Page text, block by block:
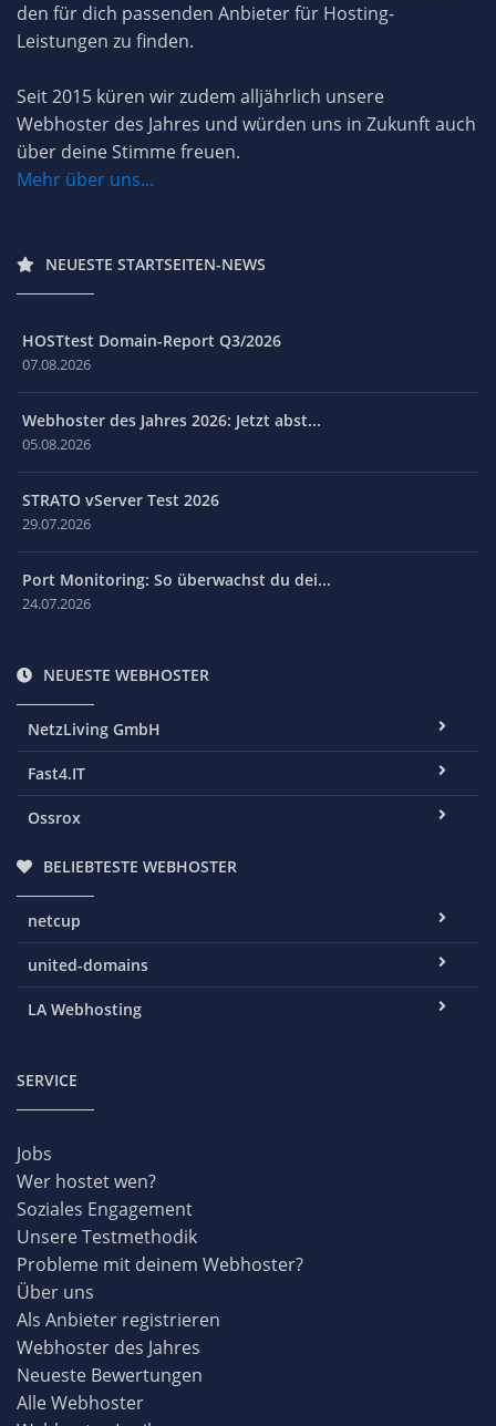
den für dich passenden Anbieter für Hosting-
Leistungen zu finden.
Seit 2015 küren wir zudem alljährlich unsere
Webhoster des Jahres und würden uns in Zukunft auch
über deine Stimme freuen.
Mehr über uns...
NEUESTE STARTSEITEN-NEWS
HOSTtest Domain-Report Q3/2026
07.08.2026
Webhoster des Jahres 2026: Jetzt abst...
05.08.2026
STRATO vServer Test 2026
29.07.2026
Port Monitoring: So überwachst du dei...
24.07.2026
NEUESTE WEBHOSTER
NetzLiving GmbH
Fast4.IT
Ossrox
BELIEBTESTE WEBHOSTER
netcup
united-domains
LA Webhosting
SERVICE
Jobs
Wer hostet wen?
Soziales Engagement
Unsere Testmethodik
Probleme mit deinem Webhoster?
Über uns
Als Anbieter registrieren
Webhoster des Jahres
Neueste Bewertungen
Alle Webhoster